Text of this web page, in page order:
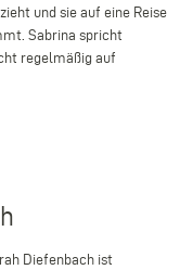
und sie auf eine Reise
Sabrina spricht
regelmäßig auf
Diefenbach ist